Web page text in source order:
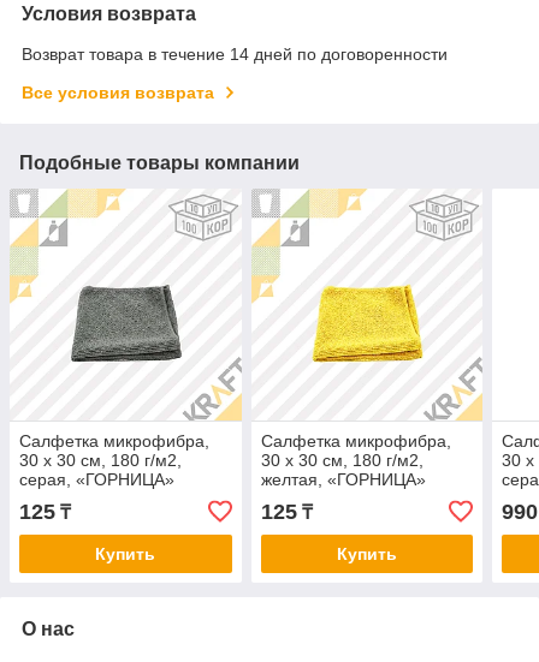
Условия возврата
Возврат товара в течение 14 дней по договоренности
Все условия возврата
Подобные товары компании
Салфетка микрофибра,
30 х 30 см, 180 г/м2,
серая, «ГОРНИЦА»
125 ₸
Купить
Салфетка микрофибра,
30 х 30 см, 180 г/м2,
желтая, «ГОРНИЦА»
125₸
Купить
30 х
990
О нас